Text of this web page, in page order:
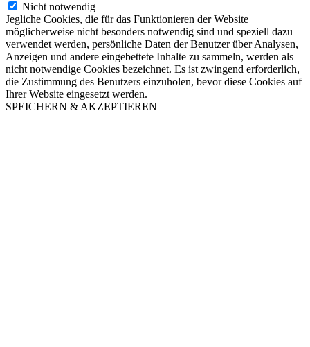
Nicht notwendig
Jegliche Cookies, die für das Funktionieren der Website
möglicherweise nicht besonders notwendig sind und speziell dazu
verwendet werden, persönliche Daten der Benutzer über Analysen,
Anzeigen und andere eingebettete Inhalte zu sammeln, werden als
nicht notwendige Cookies bezeichnet. Es ist zwingend erforderlich,
die Zustimmung des Benutzers einzuholen, bevor diese Cookies auf
Ihrer Website eingesetzt werden.
SPEICHERN & AKZEPTIEREN